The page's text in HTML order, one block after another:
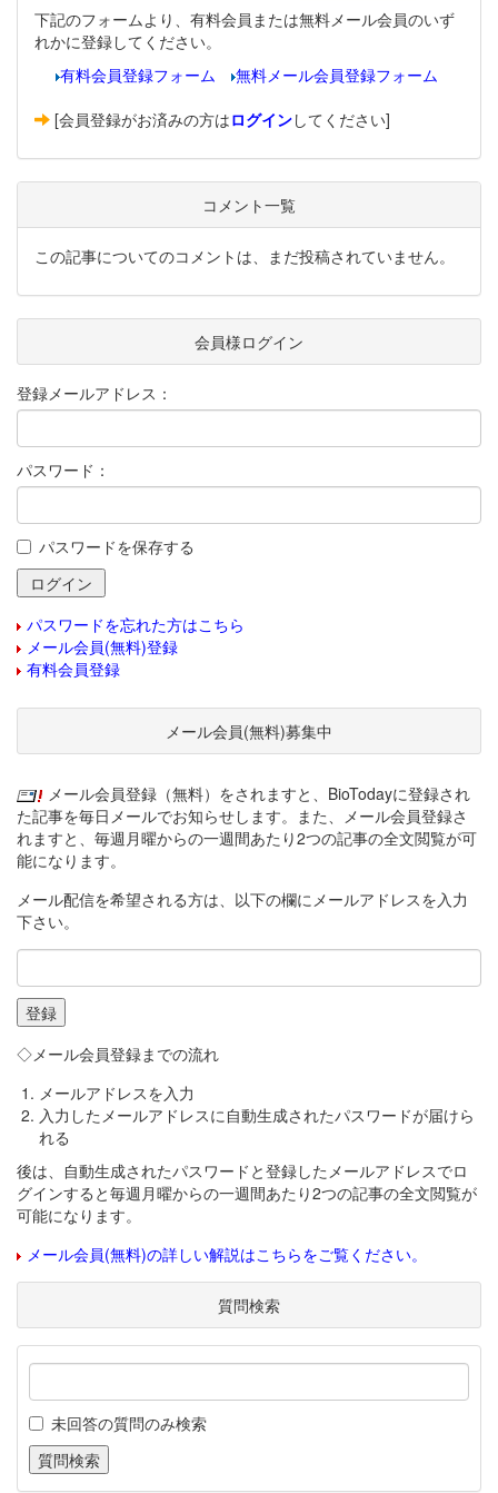
下記のフォームより、有料会員または無料メール会員のいず
れかに登録してください。
有料会員登録フォーム
無料メール会員登録フォーム
[会員登録がお済みの方はログインしてください]
コメント一覧
この記事についてのコメントは、まだ投稿されていません。
会員様ログイン
登録メールアドレス：
パスワード：
パスワードを保存する
パスワードを忘れた方はこちら
メール会員(無料)登録
有料会員登録
メール会員(無料)募集中
メール会員登録（無料）をされますと、BioTodayに登録され
た記事を毎日メールでお知らせします。また、メール会員登録さ
れますと、毎週月曜からの一週間あたり2つの記事の全文閲覧が可
能になります。
メール配信を希望される方は、以下の欄にメールアドレスを入力
下さい。
◇メール会員登録までの流れ
メールアドレスを入力
入力したメールアドレスに自動生成されたパスワードが届けら
れる
後は、自動生成されたパスワードと登録したメールアドレスでロ
グインすると毎週月曜からの一週間あたり2つの記事の全文閲覧が
可能になります。
メール会員(無料)の詳しい解説はこちらをご覧ください。
質問検索
未回答の質問のみ検索